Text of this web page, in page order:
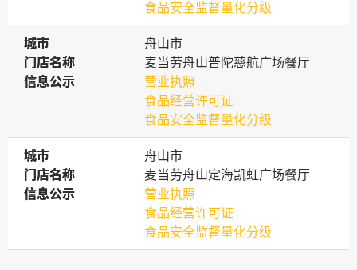
食品安全监督量化分级
城市
城市
舟山市
门店名称
门店名称
麦当劳舟山普陀慈航广场餐厅
信息公示
信息公示
营业执照
食品经营许可证
食品安全监督量化分级
城市
城市
舟山市
门店名称
门店名称
麦当劳舟山定海凯虹广场餐厅
信息公示
信息公示
营业执照
食品经营许可证
食品安全监督量化分级